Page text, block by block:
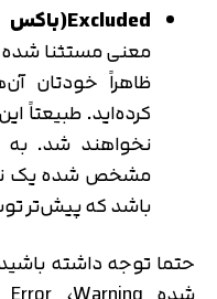
Excluded(باکس خاکستری):
معنی مستثنا
ظاهراً خودتان
کرده‌اید. طبیعتاً
نخواهند شد.
مشخص شده یک
باشد که پیش‌تر
حتما توجه داشته